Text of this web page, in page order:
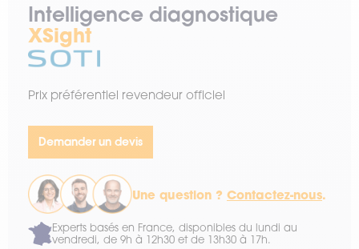
Intelligence diagnostique
XSight
Prix préférentiel revendeur officiel
Demander un devis
Une question ? Contactez-nous.
Experts basés en France, disponibles du lundi au
vendredi, de 9h à 12h30 et de 13h30 à 17h.